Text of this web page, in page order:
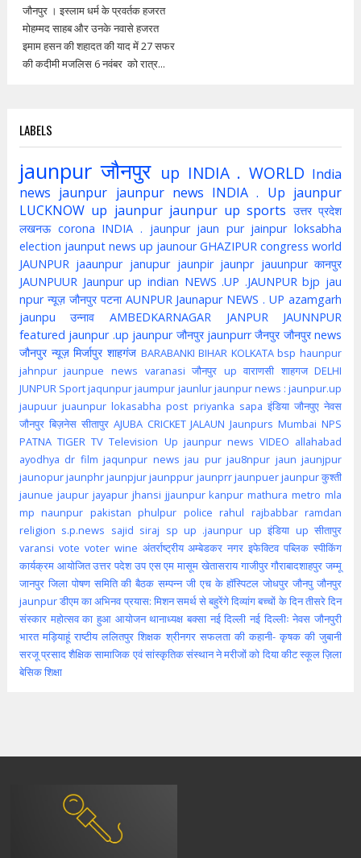
जौनपुर । इस्लाम धर्म के प्रवर्तक हजरत
मोहम्मद साहब और उनके नवासे हजरत
इमाम हसन की शहादत की याद में 27 सफर
की कदीमी मजलिस 6 नवंबर को रात्र...
LABELS
jaunpur जौनपुर up INDIA . WORLD India
news jaunpur jaunpur news INDIA . Up jaunpur
LUCKNOW up jaunpur jaunpur up sports उत्तर प्रदेश
लखनऊ corona INDIA . jaunpur jaun pur jainpur loksabha
election jaunput news up jaunour GHAZIPUR congress world
JAUNPUR jaaunpur janupur jaunpir jaunpr jauunpur कानपुर
JAUNPUUR Jaunpur up indian NEWS .UP .JAUNPUR bjp jau
npur न्यूज़ जौनपुर पटना AUNPUR Jaunapur NEWS . UP azamgarh
jaunpu
उन्नाव AMBEDKARNAGAR JANPUR
JAUNNPUR
featured jaunpur .up jaunpur जौनपुर jaunpurr जैनपुर जौनपुर news
जौनपुर न्यूज़ मिर्जापुर शाहगंज BARABANKI BIHAR KOLKATA bsp haunpur
jahnpur jaunpue news varanasi जौनपुर up वाराणसी शाहगज DELHI
JUNPUR Sportjaqunpurjaumpur jaunlurjaunpur news : jaunpur.up
jaupuur juaunpur lokasabha post priyanka sapa इंडिया जौनपुए नेवस
जौनपुर बिज़नेस सीतापुर AJUBA CRICKET JALAUN Jaunpurs Mumbai NPS
PATNA TIGER TV Television Up jaunpur news VIDEO allahabad
ayodhya dr film jaqunpur news jau pur jau8npur jaun jaunjpur
jaunopurjaunphrjaunpjurjaunppur jaunprrjaunpuerjaunpur कुश्ती
jaunue jaupur jayapur jhansi jjaunpur kanpur mathura metro mla
mp naunpur pakistan phulpur police rahul rajbabbar ramdan
religion s.p.news sajid siraj sp up .jaunpur up इंडिया up सीतापुर
varansi vote voter wine अंतर्राष्ट्रीय अम्बेडकर नगर इफेक्टिव पब्लिक स्पीकिंग
कार्यक्रम आयोजित उत्तर पदेश उप एस एम मासूम खेतासराय गाजीपुर गौराबादशाहपुर जम्मू
जानपुर जिला पोषण समिति की बैठक सम्पन्न जी एच के हॉस्पिटल जोधपुर जौनपु जौनपुर
jaunpurडीएम का अभिनव प्रयास: मिशन समर्थ से बहुरेंगे दिव्यांग बच्चों के दिनतीसरे दिन
संस्कार महोत्सव का हुआ आयोजन थानाध्यक्ष बक्सा नई दिल्ली नई दिल्लीः नेवस जौनपुरी
भारत मड़ियाहूं राष्टीय ललितपुर शिक्षक श्रीनगर सफलता की कहानी- कृषक की जुबानी
सरजू प्रसाद शैक्षिकसामाजिक एवं सांस्कृतिक संस्थान ने मरीजों को दिया कीटस्कूलज़िला
बेसिक शिक्षा